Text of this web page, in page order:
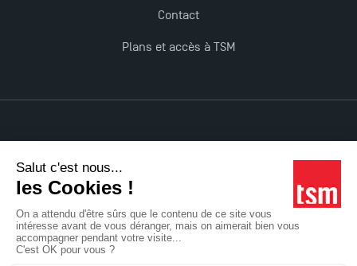
Contact
Plans et accès à TSM
Accessibilité : non conforme